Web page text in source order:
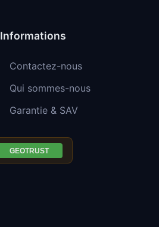
Informations
Contactez-nous
Qui sommes-nous
Garantie & SAV